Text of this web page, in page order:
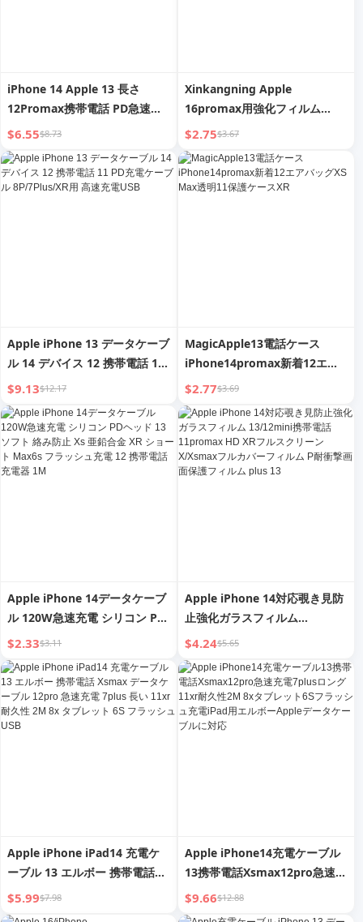
iPhone 14 Apple 13 長さ
12Promax携帯電話 PD急速充
電 X データケーブル XR 車
iPad タブレット 6S フラッシュ
充電 IOS充電 2M 8P充電ケーブ
ル対応充電器
$6.55$8.73
Xinkangning Apple
16promax用強化フィルム
iPhone15 モバイルフィルム
14/13 新着 12フィルム 11 フル
スクリーン 15pro 防塵 XR 覗き
見防止 Ip16 指紋防止 PMレシ
$2.75$3.67
Apple iPhone 13 データケーブ
ル 14 デバイス 12 携帯電話 11
PD充電ケーブル 8P/7Plus/XR
用 高速充電USB
$9.13$12.17
MagicApple13電話ケース
iPhone14promax新着12エア
バッグXS Max透明11保護ケー
スXR
$2.77$3.69
Apple iPhone 14データケーブ
ル 120W急速充電 シリコン PD
ヘッド 13 ソフト 絡み防止 Xs
亜鉛合金 XR ショート Max6s
フラッシュ充電 12 携帯電話充
電器 1M
$2.33$3.11
Apple iPhone 14対応覗き見防
止強化ガラスフィルム
13/12mini携帯電話 11promax
HD XRフルスクリーン
X/Xsmaxフルカバーフィルム P
耐衝撃画面保護フィルム plus
13
$4.24$5.65
Apple iPhone iPad14 充電ケ
ーブル 13 エルボー 携帯電話
Xsmax データケーブル 12pro
急速充電 7plus 長い 11xr 耐久
$5.99$7.98
Apple iPhone14充電ケーブル
13携帯電話Xsmax12pro急速充
電7plusロング11xr耐久性2M
8xタブレット6Sフラッシュ充電
$9.66$12.88